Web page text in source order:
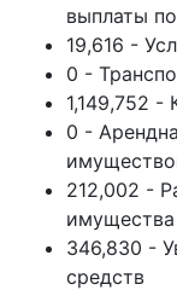
выплаты
19,616 -
0 -
1,149,752 -
0 -
212,002 -
имущества
346,830 -
средств